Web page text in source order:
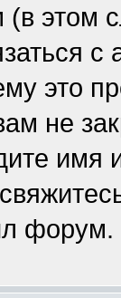
(в этом
это
не
форум.